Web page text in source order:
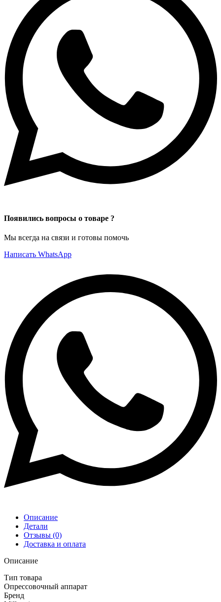
Появились вопросы о товаре ?
Мы всегда на связи и готовы помочь
Написать WhatsApp
Описание
Детали
Отзывы (0)
Доставка и оплата
Описание
Тип товара
Опрессовочный аппарат
Бренд